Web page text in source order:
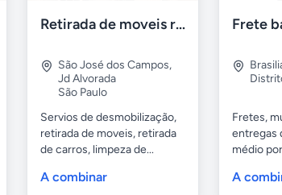
Retirada de moveis residênciais e indústriais
São José dos Campos,
Jd Alvorada
São Paulo
Servios de desmobilização,
retirada de moveis, retirada
de carros, limpeza de...
A combinar
Fretes,
entregas
médio
A